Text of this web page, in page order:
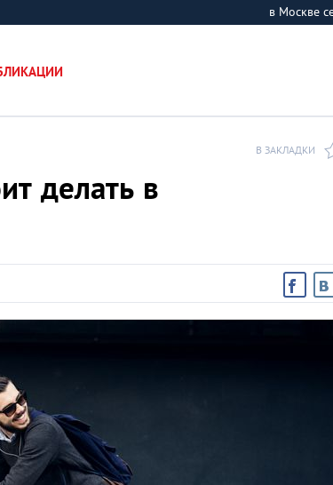
в Москве
В ЗАКЛАДКИ
делать в